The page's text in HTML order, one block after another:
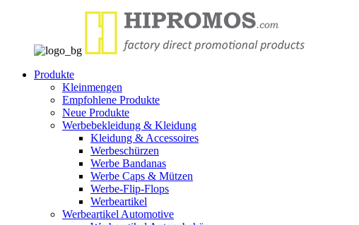
Produkte
Kleinmengen
Empfohlene Produkte
Neue Produkte
Werbebekleidung & Kleidung
Kleidung & Accessoires
Werbeschürzen
Werbe Bandanas
Werbe Caps & Mützen
Werbe-Flip-Flops
Werbeartikel
Werbeartikel Automotive